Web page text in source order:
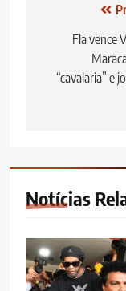
Post
Fla vence
“cavalaria” e
Notícias